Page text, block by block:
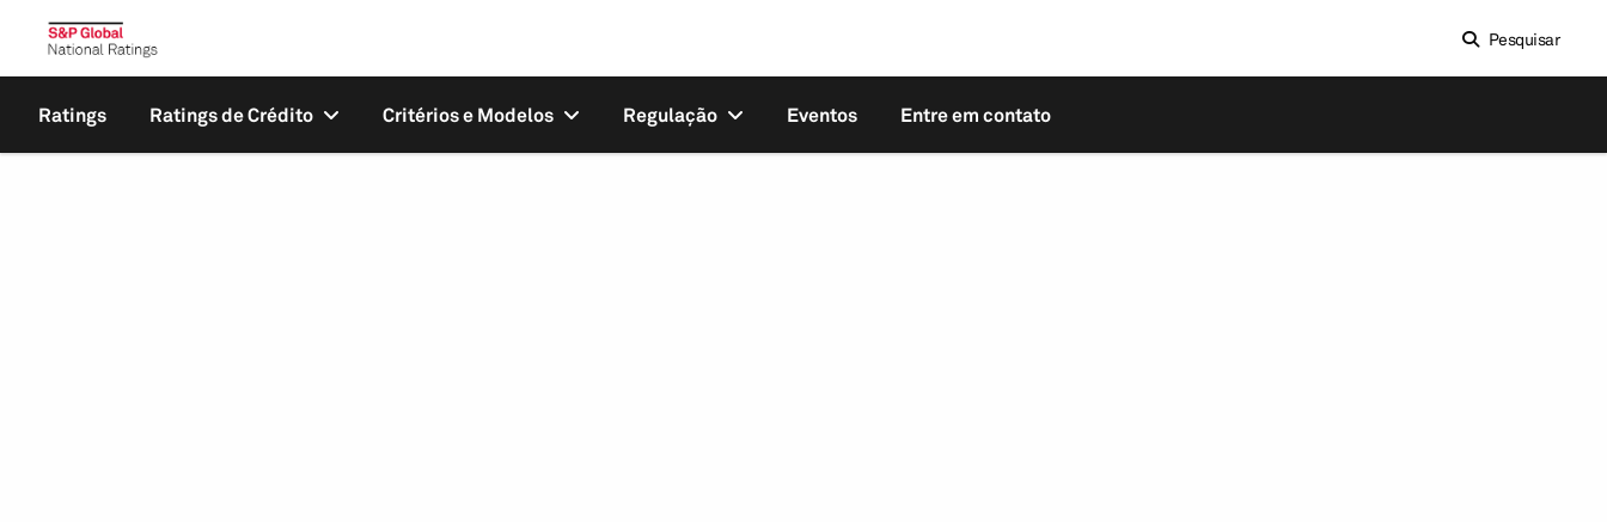
Pesquisar
Ratings Ratings de Crédito Critérios e Modelos Regulação Eventos Entre em contato